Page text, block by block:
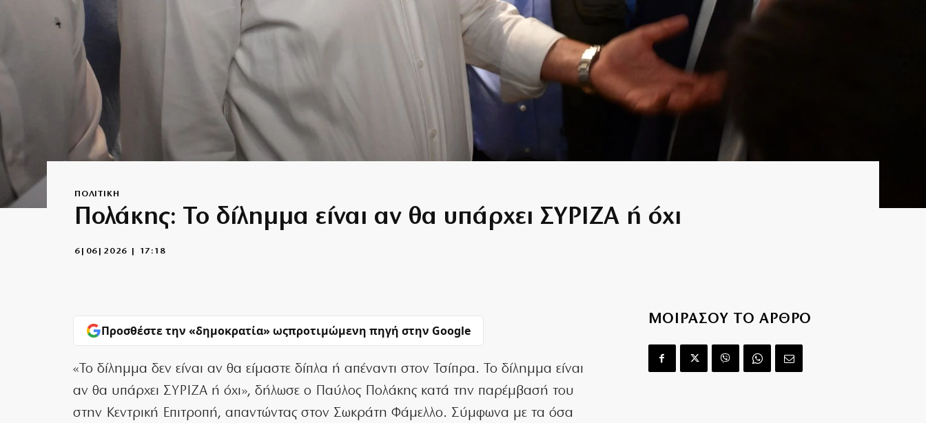
ΠΟΛΙΤΙΚΗ
Πολάκης: Το δίλημμα είναι αν θα υπάρχει ΣΥΡΙΖΑ ή όχι
6|06|2026 | 17:18
Προσθέστε την «δημοκρατία» ωςπροτιμώμενη πηγή στην Google
«Το δίλημμα δεν είναι αν θα είμαστε δίπλα ή απέναντι στον Τσίπρα. Το δίλημμα είναι
αν θα υπάρχει ΣΥΡΙΖΑ ή όχι», δήλωσε ο Παύλος Πολάκης κατά την παρέμβασή του
στην Κεντρική Επιτροπή, απαντώντας στον Σωκράτη Φάμελλο. Σύμφωνα με τα όσα
ΜΟΙΡΑΣΟΥ ΤΟ ΑΡΘΡΟ